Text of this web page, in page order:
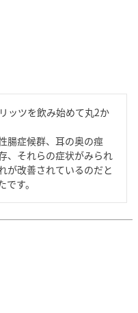
ッツを飲み始めて丸2か
腸症候群、耳の奥の痙
、それらの症状がみられ
が改善されているのだと
す。